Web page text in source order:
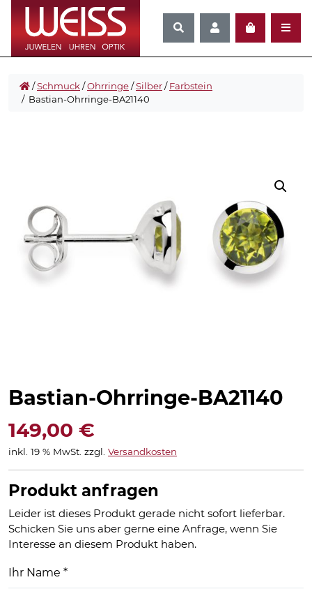
/Schmuck/Ohrringe/Silber/Farbstein
/ Bastian-Ohrringe-BA21140
Bastian-Ohrringe-BA21140
149,00 €
inkl. 19 % MwSt. zzgl. Versandkosten
Produkt anfragen
Leider ist dieses Produkt gerade nicht sofort lieferbar.
Schicken Sie uns aber gerne eine Anfrage, wenn Sie
Interesse an diesem Produkt haben.
Ihr Name *